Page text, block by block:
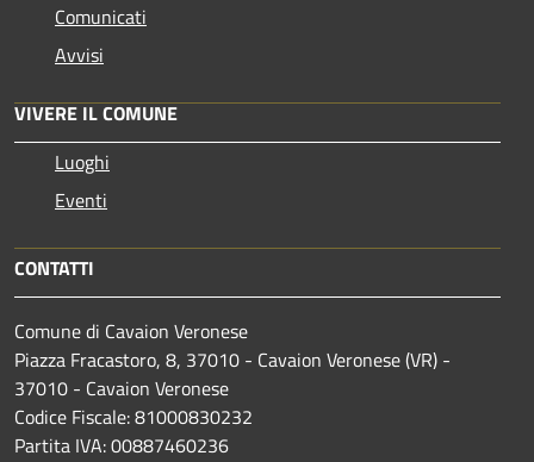
Comunicati
Avvisi
VIVERE IL COMUNE
Luoghi
Eventi
CONTATTI
Comune di Cavaion Veronese
Piazza Fracastoro, 8, 37010 - Cavaion Veronese (VR) -
37010 - Cavaion Veronese
Codice Fiscale: 81000830232
Partita IVA: 00887460236